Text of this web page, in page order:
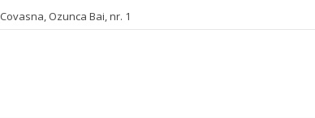
Covasna, Ozunca Bai, nr. 1